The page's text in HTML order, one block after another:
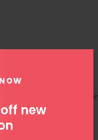
new
chóng.
trang phục đi làm, trang